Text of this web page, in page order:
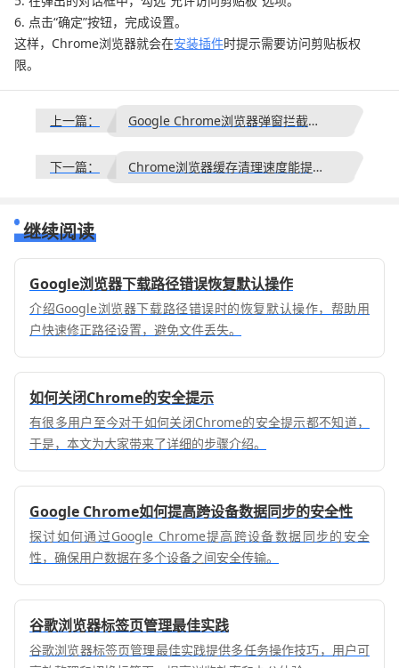
6. 点击“确定”按钮，完成设置。
这样，Chrome浏览器就会在安装插件时提示需要访问剪贴板权
限。
上一篇： Google Chrome浏览器弹窗拦截功能设置攻略
下一篇： Chrome浏览器缓存清理速度能提升吗
继续阅读
Google浏览器下载路径错误恢复默认操作
介绍Google浏览器下载路径错误时的恢复默认操作，帮助用
户快速修正路径设置，避免文件丢失。
如何关闭Chrome的安全提示
有很多用户至今对于如何关闭Chrome的安全提示都不知道，
于是，本文为大家带来了详细的步骤介绍。
Google Chrome如何提高跨设备数据同步的安全性
探讨如何通过Google Chrome提高跨设备数据同步的安全
性，确保用户数据在多个设备之间安全传输。
谷歌浏览器标签页管理最佳实践
谷歌浏览器标签页管理最佳实践提供多任务操作技巧，用户可